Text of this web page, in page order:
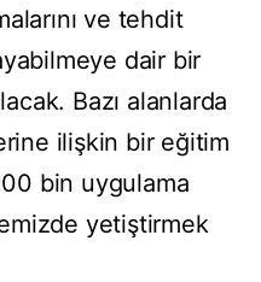
ve tehdit
dair bir
Bazı alanlarda
ilişkin bir eğitim
bin uygulama
yetiştirmek